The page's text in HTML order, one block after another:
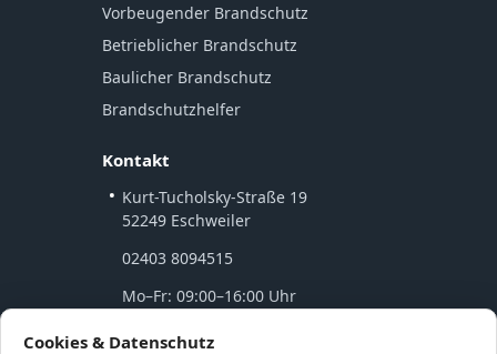
Vorbeugender Brandschutz
Betrieblicher Brandschutz
Baulicher Brandschutz
Brandschutzhelfer
Kontakt
Kurt-Tucholsky-Straße 19
52249 Eschweiler
02403 8094515
Mo–Fr: 09:00–16:00 Uhr
Cookies & Datenschutz